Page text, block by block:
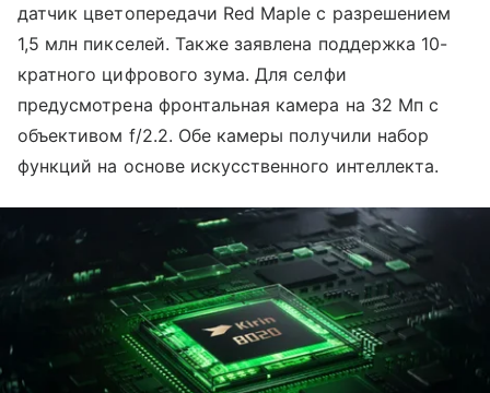
датчик цветопередачи Red Maple с разрешением
1,5 млн пикселей. Также заявлена поддержка 10-
кратного цифрового зума. Для селфи
предусмотрена фронтальная камера на 32 Мп с
объективом f/2.2. Обе камеры получили набор
функций на основе искусственного интеллекта.